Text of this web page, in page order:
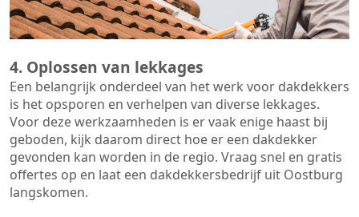
4. Oplossen van lekkages
Een belangrijk onderdeel van het werk voor dakdekkers
is het opsporen en verhelpen van diverse lekkages.
Voor deze werkzaamheden is er vaak enige haast bij
geboden, kijk daarom direct hoe er een dakdekker
gevonden kan worden in de regio. Vraag snel en gratis
offertes op en laat een dakdekkersbedrijf uit Oostburg
langskomen.